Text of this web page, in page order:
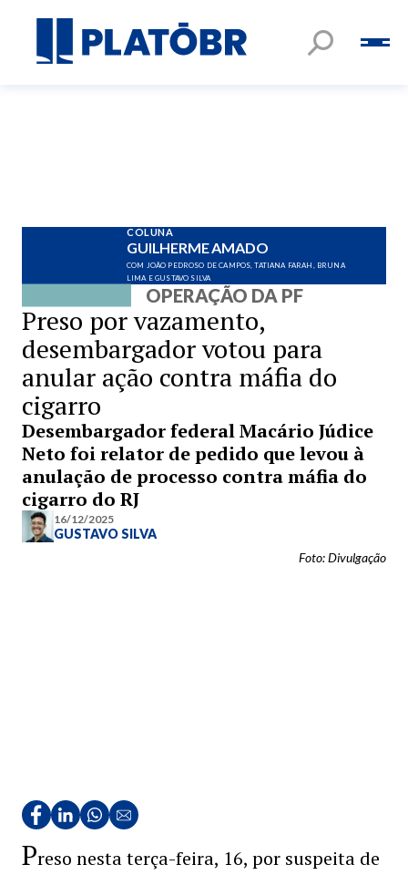
COLUNA
GUILHERME AMADO
COM JOÃO PEDROSO DE CAMPOS, TATIANA FARAH, BRUNA
LIMA E GUSTAVO SILVA
OPERAÇÃO DA PF
Preso por vazamento,
desembargador votou para
anular ação contra máfia do
cigarro
Desembargador federal Macário Júdice
Neto foi relator de pedido que levou à
anulação de processo contra máfia do
cigarro do RJ
16/12/2025
GUSTAVO SILVA
Foto: Divulgação
Preso nesta terça-feira, 16, por suspeita de